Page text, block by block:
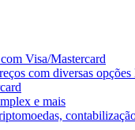
Visa/Mastercard
com diversas
e mais